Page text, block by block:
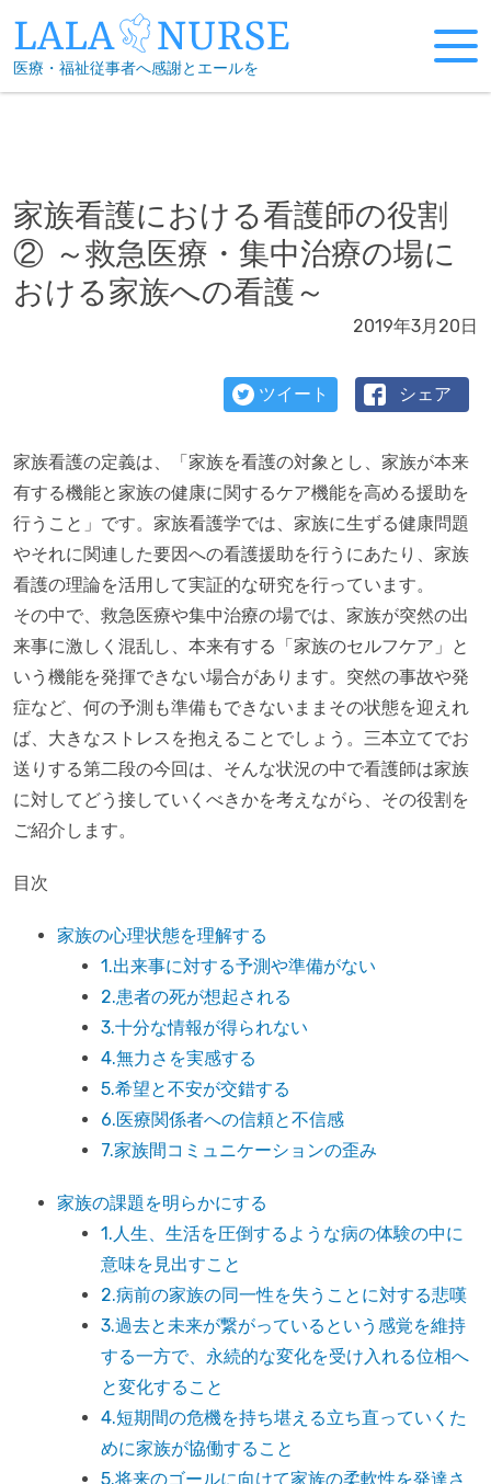
to
content
医療・福祉従事者へ感謝とエールを
家族看護における看護師の役割
② ～救急医療・集中治療の場に
おける家族への看護～
2019年3月20日
ツイート シェア
家族看護の定義は、「家族を看護の対象とし、家族が本来
有する機能と家族の健康に関するケア機能を高める援助を
行うこと」です。家族看護学では、家族に生ずる健康問題
やそれに関連した要因への看護援助を行うにあたり、家族
看護の理論を活用して実証的な研究を行っています。
その中で、救急医療や集中治療の場では、家族が突然の出
来事に激しく混乱し、本来有する「家族のセルフケア」と
いう機能を発揮できない場合があります。突然の事故や発
症など、何の予測も準備もできないままその状態を迎えれ
ば、大きなストレスを抱えることでしょう。三本立てでお
送りする第二段の今回は、そんな状況の中で看護師は家族
に対してどう接していくべきかを考えながら、その役割を
ご紹介します。
目次
家族の心理状態を理解する
1.出来事に対する予測や準備がない
2.患者の死が想起される
3.十分な情報が得られない
4.無力さを実感する
5.希望と不安が交錯する
6.医療関係者への信頼と不信感
7.家族間コミュニケーションの歪み
家族の課題を明らかにする
1.人生、生活を圧倒するような病の体験の中に
意味を見出すこと
2.病前の家族の同一性を失うことに対する悲嘆
3.過去と未来が繋がっているという感覚を維持
する一方で、永続的な変化を受け入れる位相へ
と変化すること
4.短期間の危機を持ち堪える立ち直っていくた
めに家族が協働すること
5.将来のゴールに向けて家族の柔軟性を発達さ